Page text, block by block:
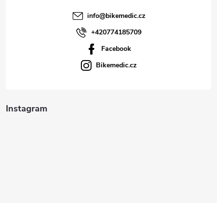
info@bikemedic.cz
+420774185709
Facebook
Bikemedic.cz
Instagram